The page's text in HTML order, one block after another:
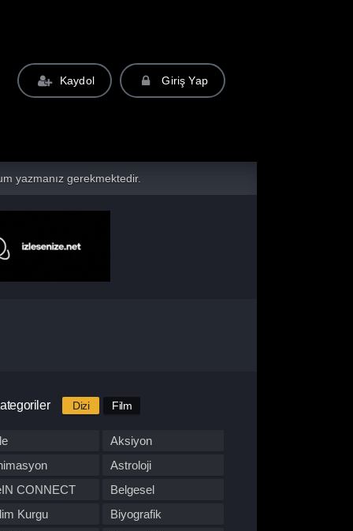
Kaydol Giriş Yap
yazmanız gerekmektedir.
Dizi Film
Aksiyon
Astroloji
CONNECT
Belgesel
Kurgu
Biyografik